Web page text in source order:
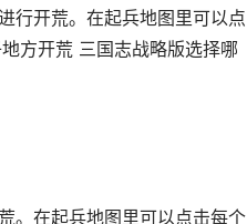
行开荒。在起兵地图里可以点
方开荒 三国志战略版选择哪
。在起兵地图里可以点击每个